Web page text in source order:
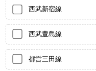
西武新宿線
西武豊島線
都営三田線